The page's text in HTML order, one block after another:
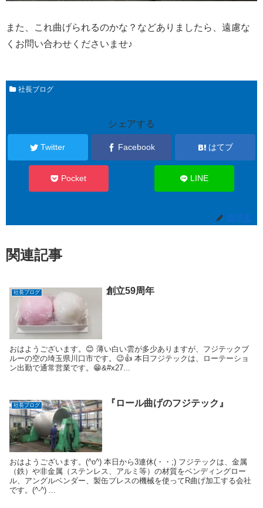
また、これ曲げられるのかな？などありましたら、遠慮な
くお問い合わせくださいませ♪
社長ブログ
シェアする
Twitter Facebook はてブ
Pocket LINE
管理者
関連記事
社長ブログ 創立59周年
おはようございます。😊 薄い白い雲が多少ありますが、フジテックブ
ルーの空の埼玉県川口市です。😉👍 本日フジテックは、ローテーショ
ン出勤で通常営業です。😁&#x27...
社長ブログ 『ロール曲げのフジテック』
おはようございます。(^o^) 本日から3連休(・・;) フジテックは、金属
（鉄）や非金属（ステンレス、アルミ等）の材質をベンディングロー
ル、アングルベンダー、製缶プレスの機械を使ってR曲げ加工する会社
です。(^-^) ...